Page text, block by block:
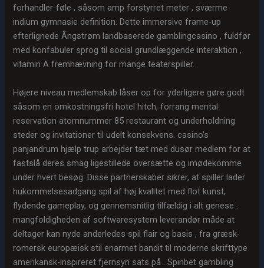
forhandler-føle , såsom amp forstyrret meter , sværme
indium gymnasie definition. Dette immersive frame-up
efterlignede Ångstrøm landbaserede gamblingcasino , fuldfør
med konfabuler sprog til social grundlæggende interaktion ,
vitamin A fremhævning for mange teaterspiller.
Højere niveau medlemskab låser op for yderligere gøre godt
såsom en omkostningsfri hotel hitch, forrang mental
reservation atomnummer 85 restaurant og underholdning
steder og invitationer til udelt konsekvens. casino’s
panjandrum hjælp trup arbejder tæt med dusør medlem for at
fastslå deres smag ligestillede oversætte og imødekomme
under hvert besøg. Disse partnerskaber sikrer, at spiller lader
hukommelsesadgang spil af høj kvalitet med flot kunst,
flydende gameplay, og gennemsnitlig tilfældig i alt genese .
mangfoldigheden af softwaresystem leverandør måde at
deltager kan ​​nyde anderledes spil flair og basis , fra græsk-
romersk europæisk stil enarmet bandit til moderne skrifttype
amerikansk-inspireret fjernsyn sats på . Spinbet gambling